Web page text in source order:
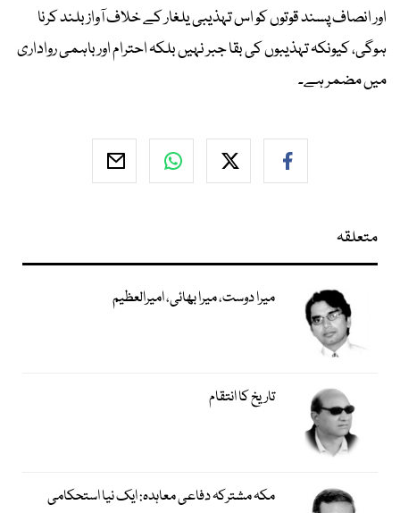
اور انصاف پسند قوتوں کو اس تہذیبی یلغار کے خلاف آواز بلند کرنا
ہوگی، کیونکہ تہذیبوں کی بقا جبر نہیں بلکہ احترام اور باہمی رواداری
میں مضمر ہے۔
متعلقہ
میرا دوست، میرا بھائی، امیرالعظیم
تاریخ کا انتقام
مکہ مشترکہ دفاعی معاہدہ: ایک نیا استحکامی